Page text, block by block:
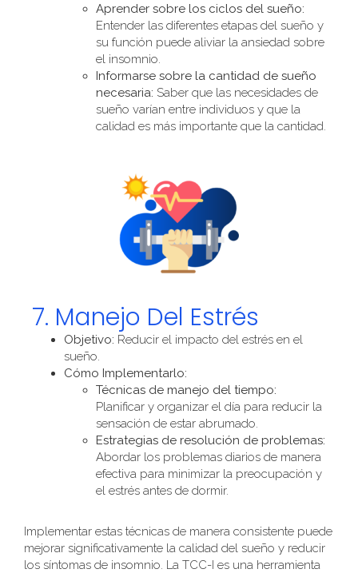
Aprender sobre los ciclos del sueño:
Entender las diferentes etapas del sueño y
su función puede aliviar la ansiedad sobre
el insomnio.
Informarse sobre la cantidad de sueño
necesaria: Saber que las necesidades de
sueño varían entre individuos y que la
calidad es más importante que la cantidad.
7. Manejo Del Estrés
Objetivo: Reducir el impacto del estrés en el
sueño.
Cómo Implementarlo:
Técnicas de manejo del tiempo:
Planificar y organizar el día para reducir la
sensación de estar abrumado.
Estrategias de resolución de problemas:
Abordar los problemas diarios de manera
efectiva para minimizar la preocupación y
el estrés antes de dormir.
Implementar estas técnicas de manera consistente puede
mejorar significativamente la calidad del sueño y reducir
los síntomas de insomnio. La TCC-I es una herramienta